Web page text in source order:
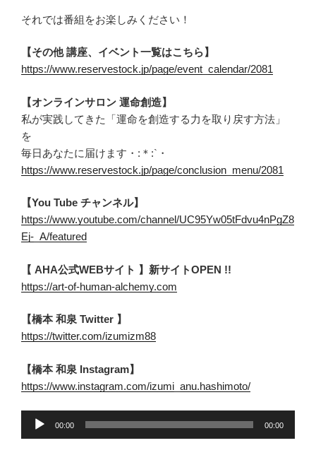
それでは番組をお楽しみください！
【その他 講座、イベント一覧はこちら】
https://www.reservestock.jp/page/event_calendar/2081
【オンラインサロン 運命創造】
私が実践してきた「運命を創造する力を取り戻す方法」
を
毎日あなたに届けます・:＊:`・
https://www.reservestock.jp/page/conclusion_menu/2081
【You Tube チャンネル】
https://www.youtube.com/channel/UC95Yw05tFdvu4nPgZ8
Ej-_A/featured
【 AHA公式WEBサイト 】新サイトOPEN !!
https://art-of-human-alchemy.com
【橋本 和泉 Twitter 】
https://twitter.com/izumizm88
【橋本 和泉 Instagram】
https://www.instagram.com/izumi_anu.hashimoto/
00:00 00:00